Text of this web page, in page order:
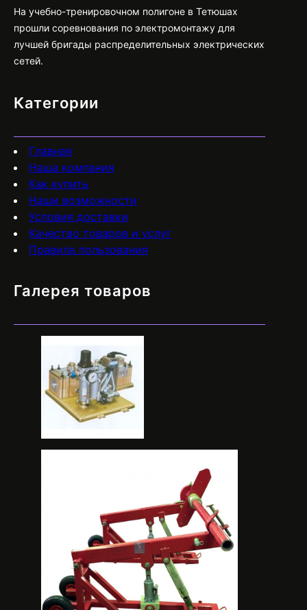
На учебно-тренировочном полигоне в Тетюшах
прошли соревнования по электромонтажу для
лучшей бригады распределительных электрических
сетей.
Категории
Главная
Наша компания
Как купить
Наши возможности
Условия доставки
Качество товаров и услуг
Правила пользования
Галерея товаров